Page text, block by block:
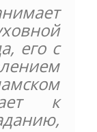
его с
к